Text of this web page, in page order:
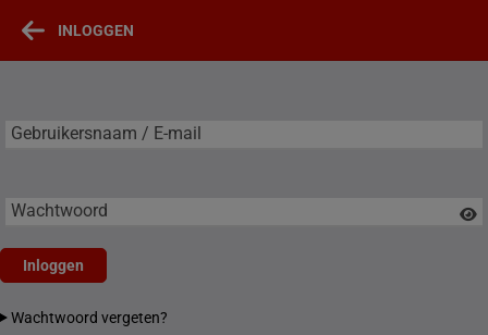
INLOGGEN
Gebruikersnaam / E-mail
Wachtwoord
Inloggen
Wachtwoord vergeten?